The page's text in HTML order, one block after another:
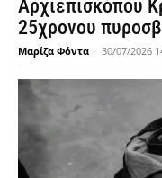
Αρχιεπισκόπου
25χρονου
Μαρίζα Φόντα - 30/07/2026